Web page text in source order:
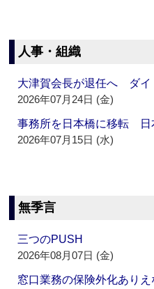
人事・組織
大津賀会長が退任へ ダイ
2026年07月24日 (金)
事務所を日本橋に移転 日
2026年07月15日 (水)
無季言
三つのPUSH
2026年08月07日 (金)
窓口業務の保険外化ありえ